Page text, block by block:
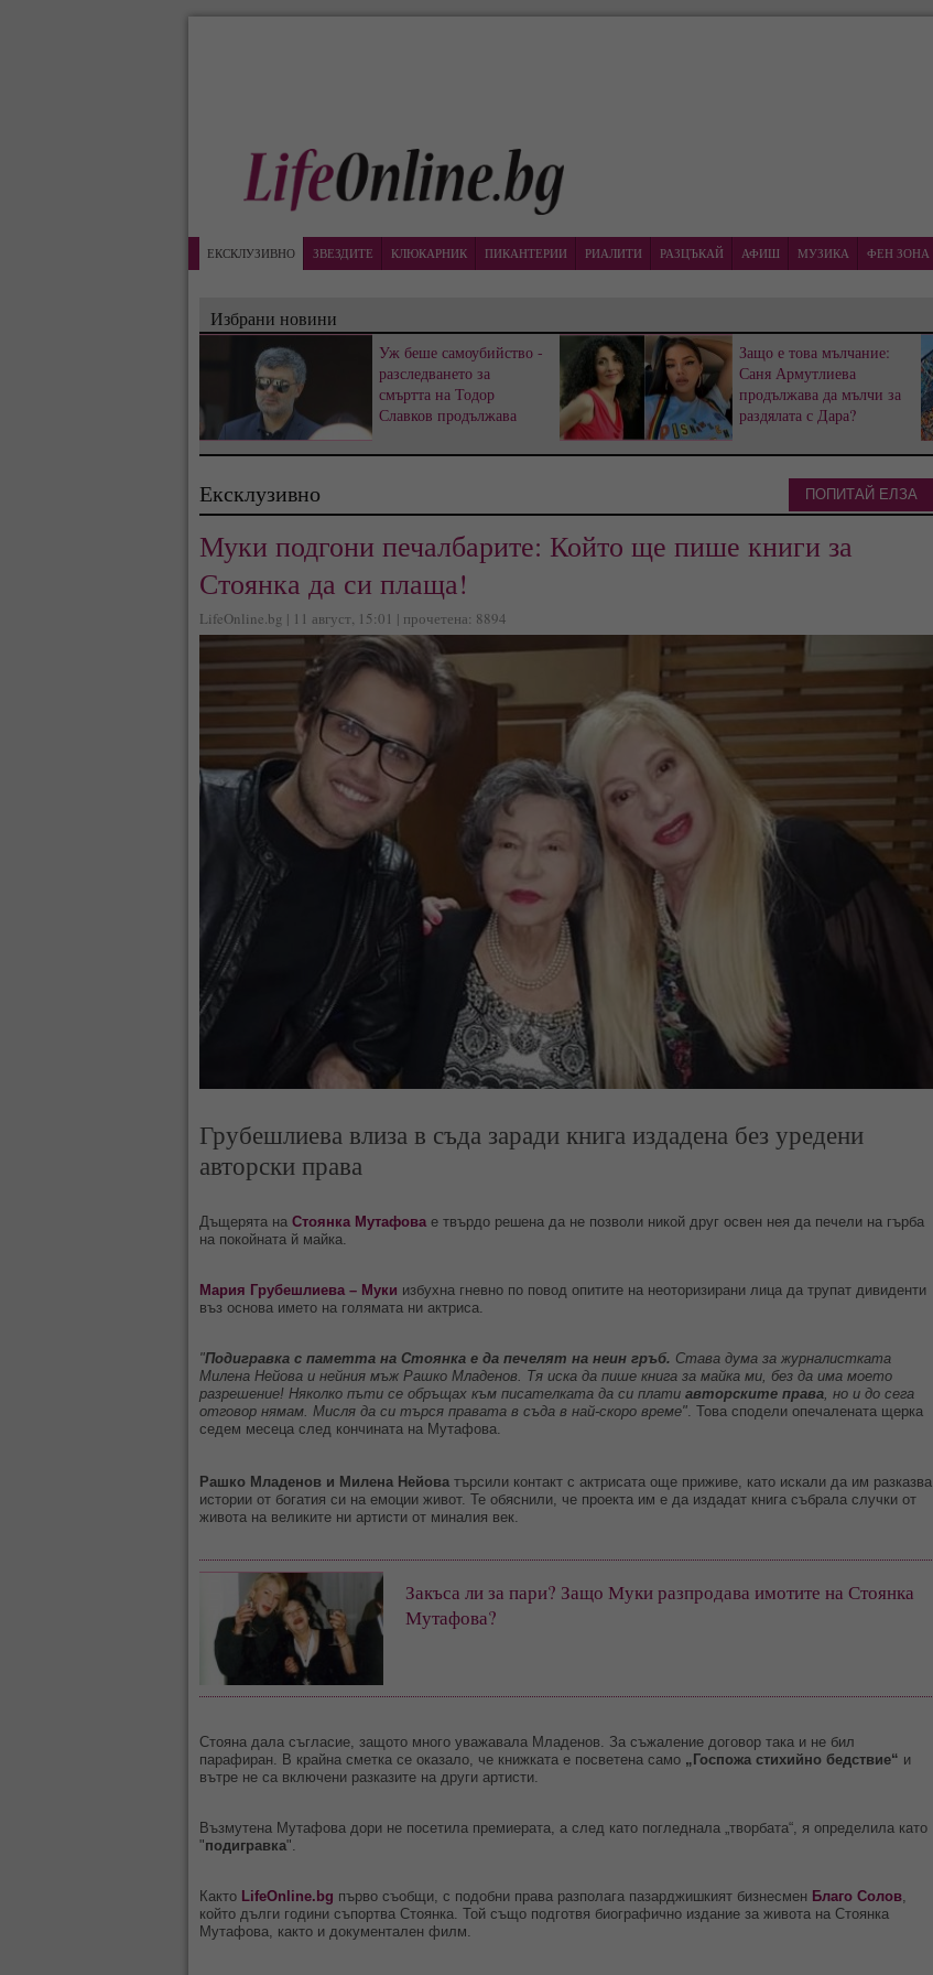
ЕКСКЛУЗИВНО ЗВЕЗДИТЕ КЛЮКАРНИК ПИКАНТЕРИИ РИАЛИТИ РАЗЦЪКАЙ АФИШ МУЗИКА ФЕН ЗОНА
Избрани новини
Уж беше самоубийство -
разследването за
смъртта на Тодор
Славков продължава
Защо е това мълчание:
Саня Армутлиева
продължава да мълчи за
раздялата с Дара?
Ексклузивно
Муки подгони печалбарите: Който ще пише книги за
Стоянка да си плаща!
LifeOnline.bg | 11 август, 15:01 | прочетена: 8894
Грубешлиева влиза в съда заради книга издадена без уредени
авторски права
Дъщерята на Стоянка Мутафовае твърдо решена да не позволи никой друг освен нея да печели на гърба
на покойната й майка.
Мария Грубешлиева – Муки избухна гневно по повод опитите на неоторизирани лица да трупат дивиденти
въз основа името на голямата ни актриса.
"Подигравка с паметта на Стоянка е да печелят на неин гръб. Става дума за журналистката
Милена Нейова и нейния мъж Рашко Младенов. Тя иска да пише книга за майка ми, без да има моето
разрешение! Няколко пъти се обръщах към писателката да си плати авторските права, но и до сега
отговор нямам. Мисля да си търся правата в съда в най-скоро време". Това сподели опечалената щерка
седем месеца след кончината на Мутафова.
Рашко Младенов и Милена Нейова търсили контакт с актрисата още приживе, като искали да им разказва
истории от богатия си на емоции живот. Те обяснили, че проекта им е да издадат книга събрала случки от
живота на великите ни артисти от миналия век.
Закъса ли за пари? Защо Муки разпродава имотите на Стоянка
Мутафова?
Стояна дала съгласие, защото много уважавала Младенов. За съжаление договор така и не бил
парафиран. В крайна сметка се оказало, че книжката е посветена само „Госпожа стихийно бедствие“ и
вътре не са включени разказите на други артисти.
Възмутена Мутафова дори не посетила премиерата, а след като погледнала „творбата“, я определила като
"подигравка".
Както LifeOnline.bg първо съобщи, с подобни права разполага пазарджишкият бизнесмен Благо Солов,
който дълги години съпортва Стоянка. Той също подготвя биографично издание за живота на Стоянка
Мутафова, както и документален филм.
ПОПИТАЙ ЕЛЗА